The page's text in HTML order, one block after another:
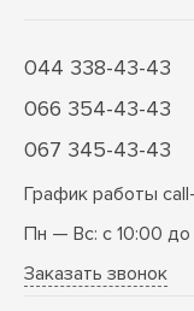
044 338-43-43
066 354-43-43
067 345-43-43
График работы
Пн — Вс: с 10:00 до
Заказать звонок